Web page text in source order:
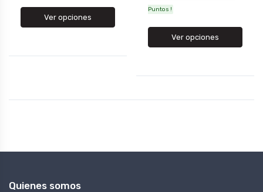
Ver opciones
Puntos !
Ver opciones
Quienes somos